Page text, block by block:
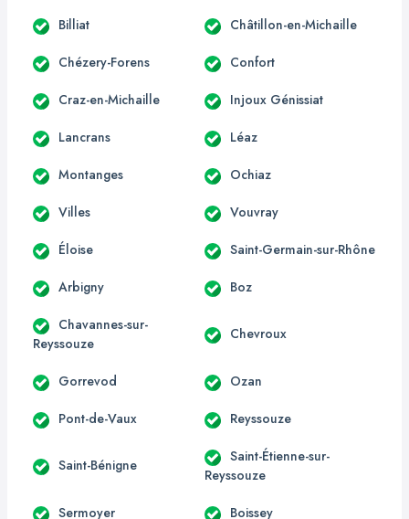
Billiat Châtillon-en-Michaille
Chézery-Forens Confort
Craz-en-Michaille Injoux Génissiat
Lancrans Léaz
Montanges Ochiaz
Villes Vouvray
Éloise Saint-Germain-sur-Rhône
Arbigny Boz
Chavannes-sur-
Reyssouze
Chevroux
Gorrevod Ozan
Pont-de-Vaux Reyssouze
Saint-Bénigne
Saint-Étienne-sur-
Reyssouze
Sermoyer Boissey